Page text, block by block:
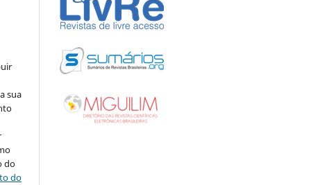
sua
do
do